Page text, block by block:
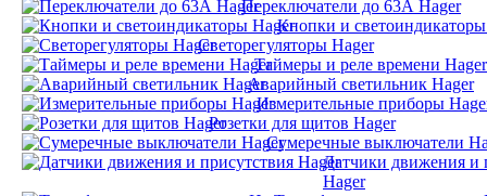
Переключатели до 63А Hager
Кнопки и
Светорегуляторы Hager
Таймеры и реле времени Hager
Аварийный светильник Hager
Измерительные приборы
Розетки для щитов Hager
Сумеречные выключатели
Датчики движения и
Hager